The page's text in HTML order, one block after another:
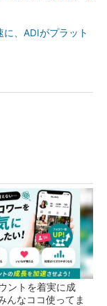
、ADIがプラット
ントを着実に成
んなココ使ってま